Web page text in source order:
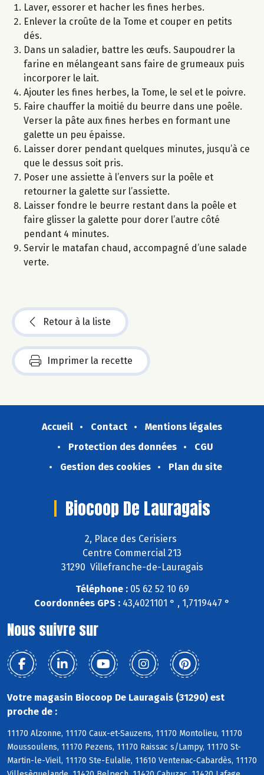
Laver, essorer et hacher les fines herbes.
Enlever la croûte de la Tome et couper en petits
dés.
Dans un saladier, battre les œufs. Saupoudrer la
farine en mélangeant sans faire de grumeaux puis
incorporer le lait.
Ajouter les fines herbes, la Tome, le sel et le poivre.
Faire chauffer la moitié du beurre dans une poêle.
Verser la pâte aux fines herbes en formant une
galette un peu épaisse.
Laisser dorer pendant quelques minutes, jusqu’à ce
que le dessus soit pris.
Poser une assiette à l’envers sur la poêle et
retourner la galette sur l’assiette.
Laisser fondre le beurre restant dans la poêle et
faire glisser la galette pour dorer l’autre côté
pendant 4 minutes.
Servir le matafan chaud, accompagné d’une salade
verte.
Retour à la liste
Imprimer la recette
Accueil Contact
Mentions légales
Protection des données
CGU
Gestion des cookies
Plan du site
Biocoop De Lauragais
2, Place des Cerisiers
Centre Commercial 213
31290 Villefranche-de-Lauragais
Téléphone :05 62 52 10 69
Coordonnées GPS : 43,4021101 ° , 1,7119447 °
Nous suivre sur
Votre magasin Biocoop De Lauragais (31290) est
proche de :
11170 Alzonne, 11170 Caux-et-Sauzens, 11170 Montolieu, 11170
Moussoulens, 11170 Pezens, 11170 Raissac s/Lampy, 11170 St-
Martin-le-Vieil, 11170 Ste-Eulalie, 11610 Ventenac-Cabardès, 11170